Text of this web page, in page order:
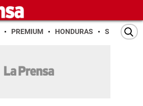
PREMIUM HONDURAS SAN PEDRO